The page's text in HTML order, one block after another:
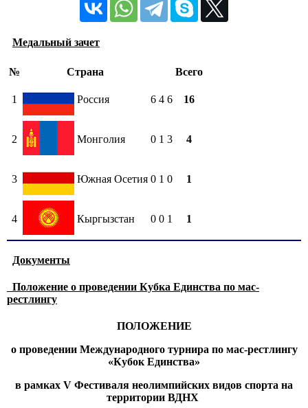
Медальный зачет
№ Страна Всего
1 Россия 6 4 6 16
2 Монголия 0 1 3 4
3 Южная Осетия 0 1 0 1
4 Кыргызстан 0 0 1 1
Документы
Положение о проведении Кубка Единства по мас-
рестлингу
ПОЛОЖЕНИЕ
о проведении Международного турнира по мас-рестлингу
«Кубок Единства»
в рамках V Фестиваля неолимпийских видов спорта на
территории ВДНХ